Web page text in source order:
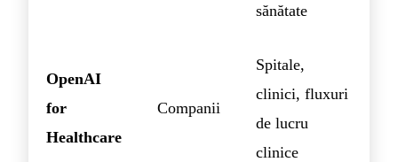
sănătate
OpenAI
for
Healthcare
Companii
Spitale,
clinici, fluxuri
de lucru
clinice